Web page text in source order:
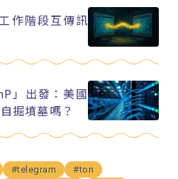
作階段互傳訊
」出發：美國
掘墳墓嗎？
#telegram
#ton